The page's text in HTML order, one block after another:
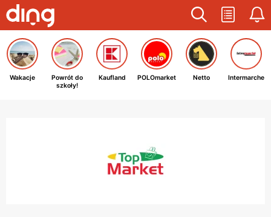
Wakacje
Powrót do
szkoły!
Kaufland POLOmarket Netto Intermarche